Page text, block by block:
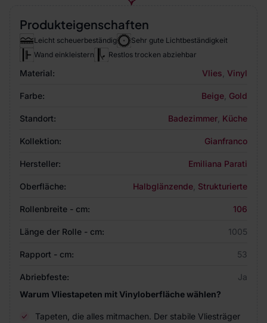
Produkteigenschaften
Leicht scheuerbeständig
Sehr gute Lichtbeständigkeit
Wand einkleistern
Restlos trocken abziehbar
Material: Vlies Vinyl
Farbe: Beige Gold
Standort: Badezimmer Küche
Kollektion: Gianfranco
Hersteller: Emiliana Parati
Oberfläche: Halbglänzende Strukturierte
Rollenbreite - cm: 106
Länge der Rolle - cm: 1005
Rapport - cm: 53
Abriebfeste:
Ja
Warum Vliestapeten mit Vinyloberfläche wählen?
Tapeten, die alles mitmachen. Der stabile Vliesträger